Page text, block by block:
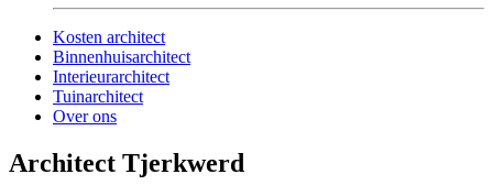
Kosten architect
Binnenhuisarchitect
Interieurarchitect
Tuinarchitect
Over ons
Architect Tjerkwerd